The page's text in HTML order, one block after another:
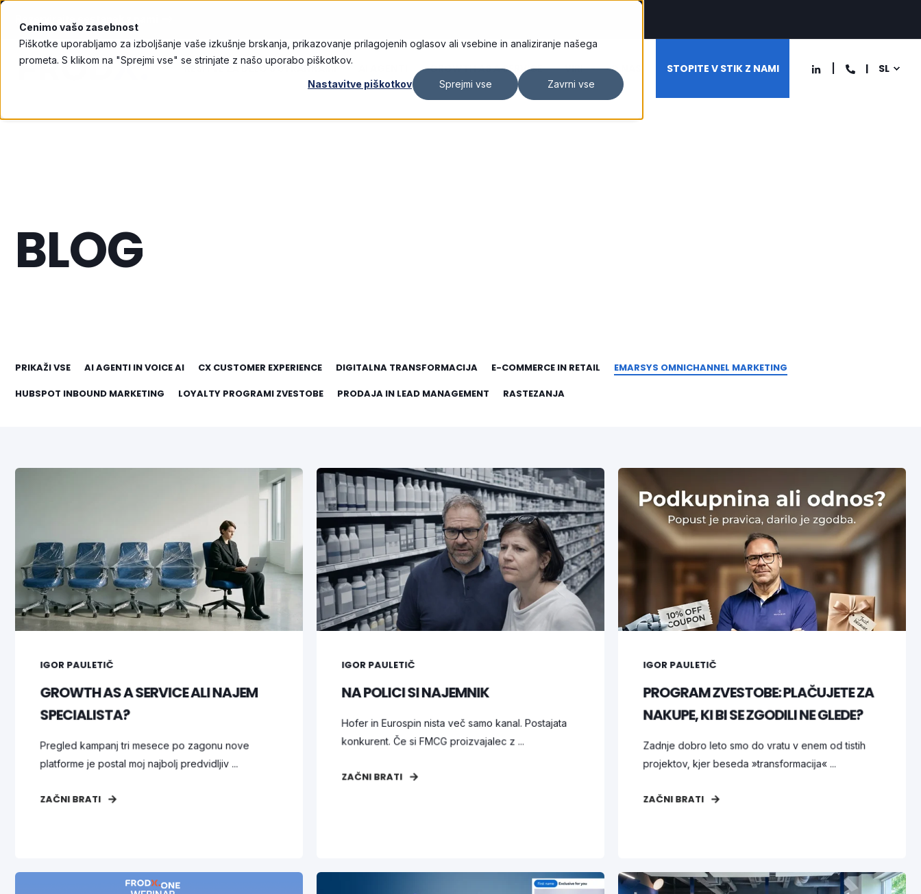
Cenimo vašo zasebnost
Piškotke uporabljamo za izboljšanje vaše izkušnje brskanja, prikazovanje prilagojenih oglasov ali vsebine in analiziranje našega
prometa. S klikom na "Sprejmi vse" se strinjate z našo uporabo piškotkov.
Nastavitve piškotkov Sprejmi vse Zavrni vse
REŠITVE ZA DELO S STRANKAMI GROWTH AS A SERVICE VIRI O NAS STOPITE V STIK Z NAMI SL
BLOG
PRIKAŽI VSE AI AGENTI IN VOICE AI CX CUSTOMER EXPERIENCE DIGITALNA TRANSFORMACIJA E-COMMERCE IN RETAIL
EMARSYS OMNICHANNEL MARKETING
HUBSPOT INBOUND MARKETING
LOYALTY PROGRAMI ZVESTOBE PRODAJA IN LEAD MANAGEMENT RASTEZANJA
IGOR PAULETIČ
GROWTH AS A SERVICE ALI NAJEM
SPECIALISTA?
Pregled kampanj tri mesece po zagonu nove
platforme je postal moj najbolj predvidljiv ...
ZAČNI BRATI
IGOR PAULETIČ
NA POLICI SI NAJEMNIK
Hofer in Eurospin nista več samo kanal. Postajata
konkurent. Če si FMCG proizvajalec z ...
ZAČNI BRATI
IGOR PAULETIČ
PROGRAM ZVESTOBE: PLAČUJETE ZA
NAKUPE, KI BI SE ZGODILI NE GLEDE?
Zadnje dobro leto smo do vratu v enem od tistih
projektov, kjer beseda »transformacija« ...
ZAČNI BRATI